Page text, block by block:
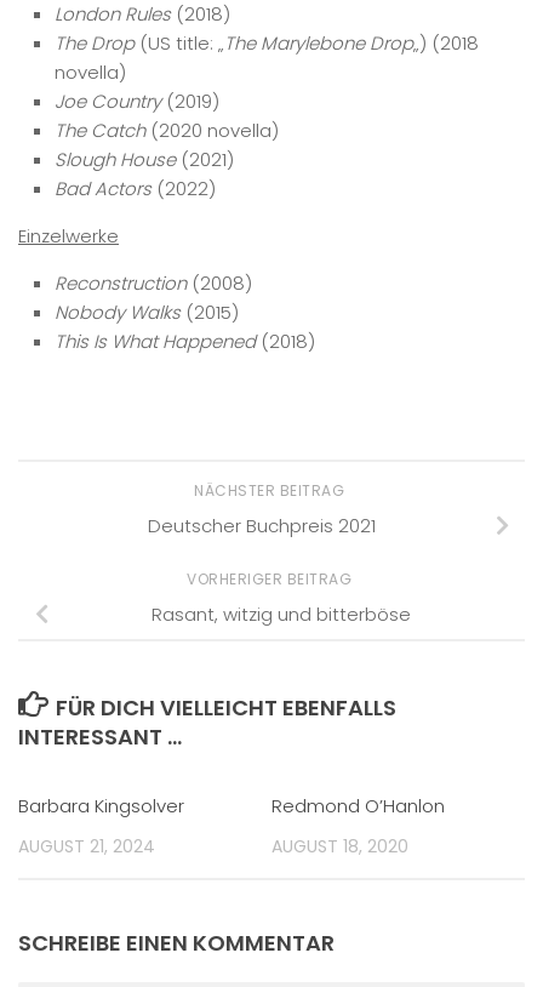
London Rules(2018)
The Drop(US title: „The Marylebone Drop„) (2018
novella)
Joe Country(2019)
The Catch(2020 novella)
Slough House(2021)
Bad Actors(2022)
Einzelwerke
Reconstruction(2008)
Nobody Walks(2015)
This Is What Happened(2018)
NÄCHSTER BEITRAG
Deutscher Buchpreis 2021
VORHERIGER BEITRAG
Rasant, witzig und bitterböse
FÜR DICH VIELLEICHT EBENFALLS
INTERESSANT …
Barbara Kingsolver
AUGUST 21, 2024
Redmond O’Hanlon
AUGUST 18, 2020
SCHREIBE EINEN KOMMENTAR